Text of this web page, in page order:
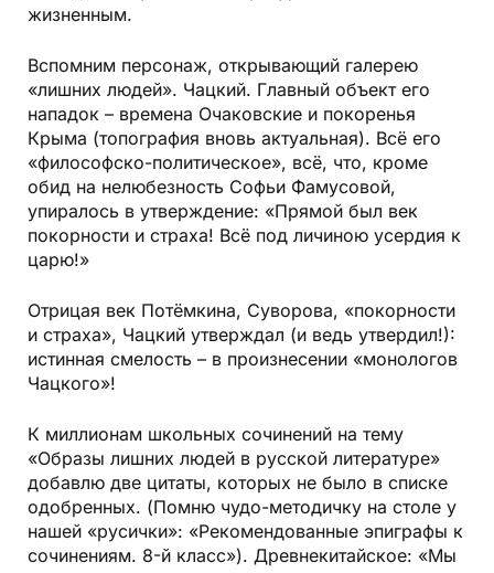
жизненным.
Вспомним персонаж, открывающий галерею
«лишних людей». Чацкий. Главный объект его
нападок – времена Очаковские и покоренья
Крыма (топография вновь актуальная). Всё его
«философско-политическое», всё, что, кроме
обид на нелюбезность Софьи Фамусовой,
упиралось в утверждение: «Прямой был век
покорности и страха! Всё под личиною усердия к
царю!»
Отрицая век Потёмкина, Суворова, «покорности
и страха», Чацкий утверждал (и ведь утвердил!):
истинная смелость – в произнесении «монологов
Чацкого»!
К миллионам школьных сочинений на тему
«Образы лишних людей в русской литературе»
добавлю две цитаты, которых не было в списке
одобренных. (Помню чудо-методичку на столе у
нашей «русички»: «Рекомендованные эпиграфы к
сочинениям. 8-й класс»). Древнекитайское: «Мы